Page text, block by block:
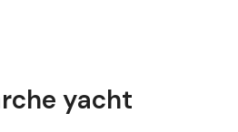
yacht